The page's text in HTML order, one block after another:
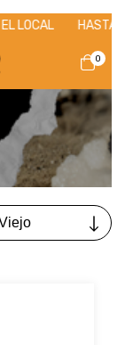
HASTA EL 31/07 - 12
0